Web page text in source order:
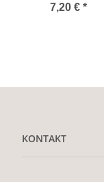
7,20 € *
KONTAKT